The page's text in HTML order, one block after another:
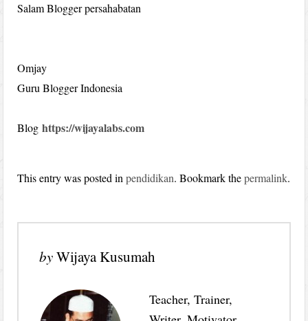
Salam Blogger persahabatan
Omjay
Guru Blogger Indonesia
Bloghttps://wijayalabs.com
This entry was posted inpendidikan. Bookmark thepermalink.
byWijaya Kusumah
Teacher, Trainer,